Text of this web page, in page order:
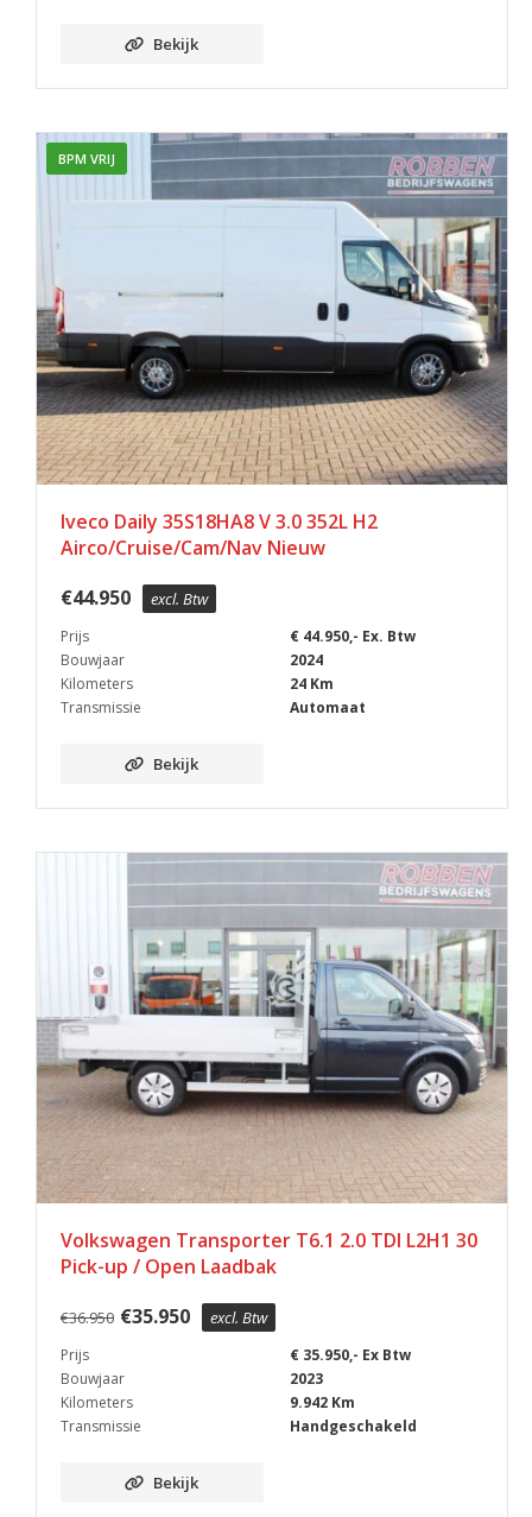
Bekijk
BPM VRIJ
Iveco Daily 35S18HA8 V 3.0 352L H2
Airco/Cruise/Cam/Nav Nieuw
€44.950 excl. Btw
Prijs
€ 44.950,- Ex. Btw
Bouwjaar
2024
Kilometers
24 Km
Transmissie
Automaat
Bekijk
Volkswagen Transporter T6.1 2.0 TDI L2H1 30
Pick-up / Open Laadbak
€36.950 €35.950 excl. Btw
Prijs
€ 35.950,- Ex Btw
Bouwjaar
2023
Kilometers
9.942 Km
Transmissie
Handgeschakeld
Bekijk